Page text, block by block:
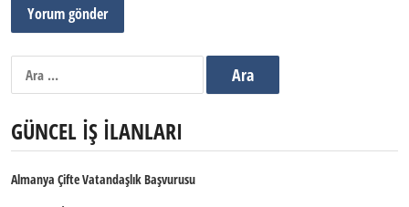
GÜNCEL İŞ İLANLARI
Almanya Çifte Vatandaşlık Başvurusu